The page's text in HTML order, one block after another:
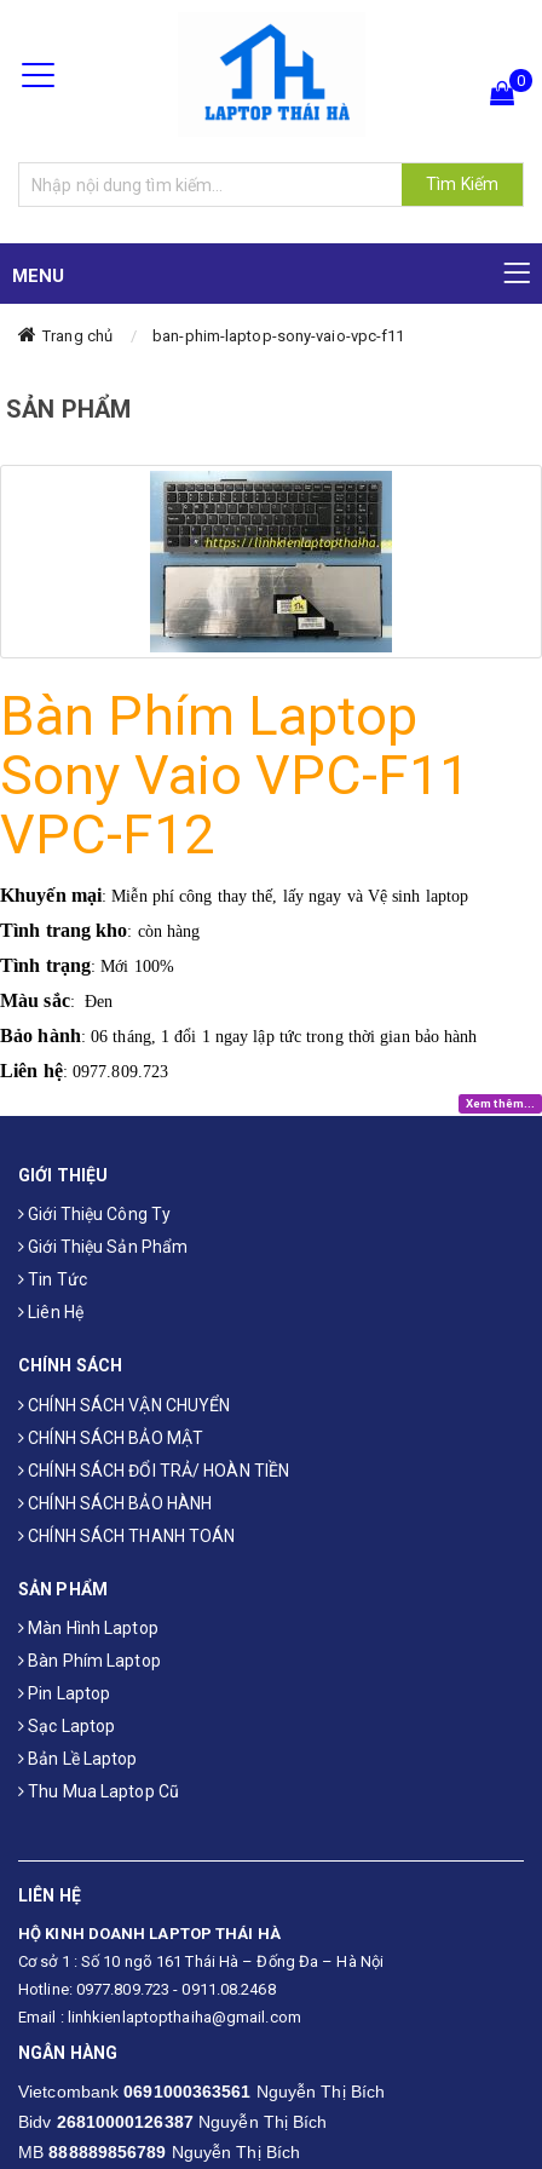
Tìm Kiếm
0
MENU
Trang chủ ban-phim-laptop-sony-vaio-vpc-f11
SẢN PHẨM
Bàn Phím Laptop
Sony Vaio VPC-F11
VPC-F12
Khuyến mại: Miễn phí công thay thế, lấy ngay và Vệ sinh laptop
Tình trang kho: còn hàng
Tình trạng: Mới 100%
Màu sắc: Đen
Bảo hành: 06 tháng, 1 đổi 1 ngay lập tức trong thời gian bảo hành
Liên hệ: 0977.809.723
Xem thêm...
GIỚI THIỆU
Giới Thiệu Công Ty
Giới Thiệu Sản Phẩm
Tin Tức
Liên Hệ
CHÍNH SÁCH
CHÍNH SÁCH VẬN CHUYỂN
CHÍNH SÁCH BẢO MẬT
CHÍNH SÁCH ĐỔI TRẢ/ HOÀN TIỀN
CHÍNH SÁCH BẢO HÀNH
CHÍNH SÁCH THANH TOÁN
SẢN PHẨM
Màn Hình Laptop
Bàn Phím Laptop
Pin Laptop
Sạc Laptop
Bản Lề Laptop
Thu Mua Laptop Cũ
LIÊN HỆ
HỘ KINH DOANH LAPTOP THÁI HÀ
Cơ sở 1 : Số 10 ngõ 161 Thái Hà – Đống Đa – Hà Nội
Hotline: 0977.809.723 - 0911.08.2468
Email : linhkienlaptopthaiha@gmail.com
NGÂN HÀNG
Vietcombank0691000363561 Nguyễn Thị Bích
Bidv 26810000126387Nguyễn Thị Bích
MB888889856789 Nguyễn Thị Bích